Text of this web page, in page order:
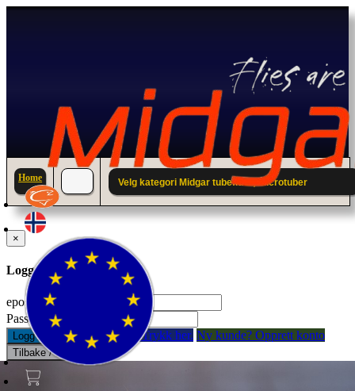
Home Velg kategori Midgar tubefluer; Microtuber
×
Logg inn til din konto.
epostadresse:
Passord:
Logg inn Glemt passord? Trykk her. Ny kunde? Opprett konto
Tilbake / Lukk